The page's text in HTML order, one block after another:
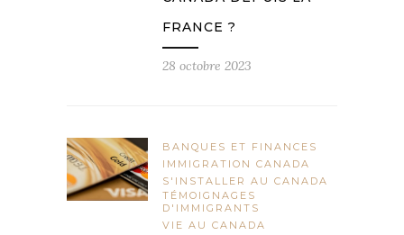
FRANCE ?
28 octobre 2023
BANQUES ET FINANCES
IMMIGRATION CANADA
S'INSTALLER AU CANADA
TÉMOIGNAGES
D'IMMIGRANTS
VIE AU CANADA